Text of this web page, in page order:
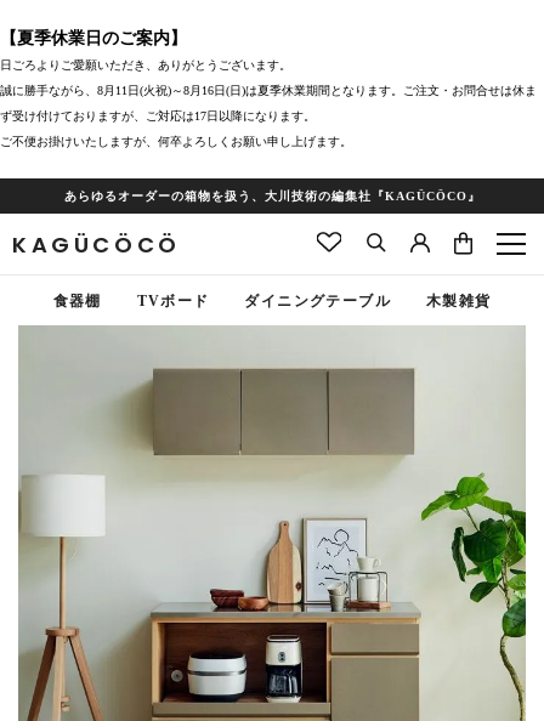
【夏季休業日のご案内】
日ごろよりご愛願いただき、ありがとうございます。
誠に勝手ながら、8月11日(火祝)～8月16日(日)は夏季休業期間となります。ご注文・お問合せは休ま
ず受け付けておりますが、ご対応は17日以降になります。
ご不便お掛けいたしますが、何卒よろしくお願い申し上げます。
あらゆるオーダーの箱物を扱う、大川技術の編集社『KAGÜCÖCO』
KAGÜCÖCÖ
食器棚 TVボード ダイニングテーブル 木製雑貨